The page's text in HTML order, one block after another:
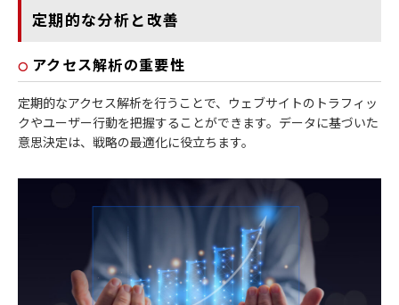
定期的な分析と改善
アクセス解析の重要性
定期的なアクセス解析を行うことで、ウェブサイトのトラフィッ
クやユーザー行動を把握することができます。データに基づいた
意思決定は、戦略の最適化に役立ちます。